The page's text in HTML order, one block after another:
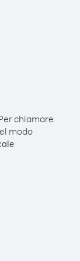
chiamare
modo